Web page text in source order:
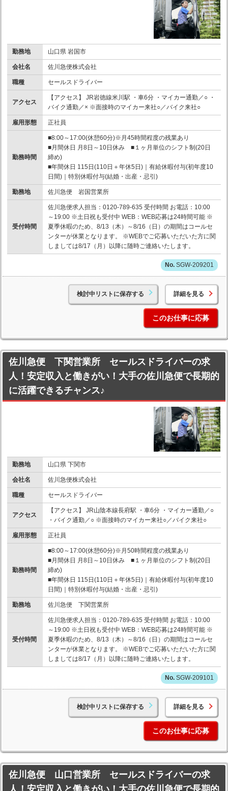
勤務地 山口県 岩国市
会社名 佐川急便株式会社
職種 セールスドライバー
アクセス
【アクセス】 JR岩徳線米川駅 ・車6分 ・マイカー通勤／○ ・
バイク通勤／× ※面接時のマイカー来社○／バイク来社○
雇用形態 正社員
勤務時間
■8:00～17:00(休憩60分)※月45時間程度の残業あり
■月間休日 月8日～10日休み ■１ヶ月単位のシフト制(20日
締め)
■年間休日 115日(110日＋年休5日)｜有給休暇付与(初年度10
日間)｜特別休暇付与(結婚・出産・忌引)
勤務地 佐川急便 岩国営業所
受付時間
佐川急便求人担当：0120-789-635 受付時間 お電話：10:00
～19:00 ※土日祝も受付中 WEB：WEB応募は24時間可能 ※
夏季休暇のため、8/13（木）～8/16（日）の期間はコールセ
ンターが休業となります。 ※WEBでご応募いただいた方に関
しましては8/17（月）以降に随時ご連絡いたします。
SGW-209201
検討中リストに保存する 詳細を見る
このお仕事に応募
佐川急便 下関営業所 セールスドライバーの求
人！安定収入と働きがい！大手の佐川急便で長期的
に活躍できるチャンス♪
勤務地 山口県 下関市
会社名 佐川急便株式会社
職種 セールスドライバー
アクセス
【アクセス】 JR山陰本線長府駅 ・車6分 ・マイカー通勤／○
・バイク通勤／○ ※面接時のマイカー来社○／バイク来社○
雇用形態 正社員
勤務時間
■8:00～17:00(休憩60分)※月50時間程度の残業あり
■月間休日 月8日～10日休み ■１ヶ月単位のシフト制(20日
締め)
■年間休日 115日(110日＋年休5日)｜有給休暇付与(初年度10
日間)｜特別休暇付与(結婚・出産・忌引)
勤務地 佐川急便 下関営業所
受付時間
佐川急便求人担当：0120-789-635 受付時間 お電話：10:00
～19:00 ※土日祝も受付中 WEB：WEB応募は24時間可能 ※
夏季休暇のため、8/13（木）～8/16（日）の期間はコールセ
ンターが休業となります。 ※WEBでご応募いただいた方に関
しましては8/17（月）以降に随時ご連絡いたします。
SGW-209101
検討中リストに保存する 詳細を見る
このお仕事に応募
佐川急便 山口営業所 セールスドライバーの求
人！安定収入と働きがい！大手の佐川急便で長期的